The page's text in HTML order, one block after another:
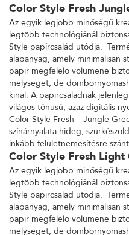
Color Style Fresh
Az egyik legjobb minőségű
legtöbb technológiánál
Style papírcsalád utódja.
alapanyag, amely minimálisan
papír megfelelő volumene
mélységet, de
kínál. A papírcsaládnak
világos tónusú, azaz digitális
Color Style Fresh – Jungle
színárnyalata hideg,
inkább felületnemesítésre
Color Style Fresh Light
Az egyik legjobb minőségű
legtöbb technológiánál
Style papírcsalád utódja.
alapanyag, amely minimálisan
papír megfelelő volumene
mélységet, de